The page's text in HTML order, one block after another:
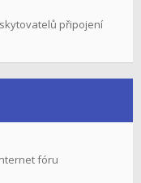
připojení
fóru